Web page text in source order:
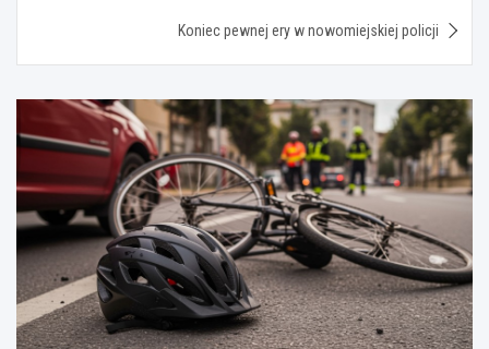
Koniec pewnej ery w nowomiejskiej policji